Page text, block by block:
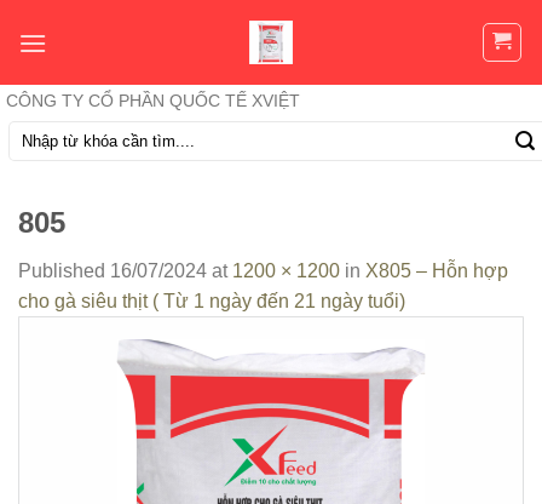
CÔNG TY CỔ PHẦN QUỐC TẾ XVIỆT
Tìm
kiếm:
805
Published 16/07/2024 at 1200 × 1200 in X805 – Hỗn hợp
cho gà siêu thịt ( Từ 1 ngày đến 21 ngày tuổi)